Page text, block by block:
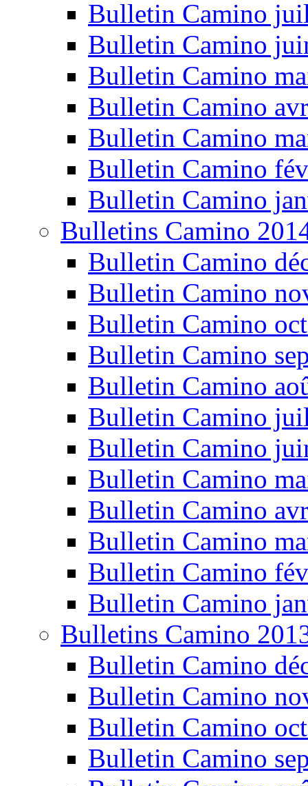
Bulletin Camino
Bulletin Camino
Bulletin Camino
Bulletin Camino
Bulletin Camino
Bulletin Camino
Bulletin Camino
Bulletins Camino
Bulletin Camino
Bulletin Camino
Bulletin Camino
Bulletin Camino
Bulletin Camino
Bulletin Camino
Bulletin Camino
Bulletin Camino
Bulletin Camino
Bulletin Camino
Bulletin Camino
Bulletin Camino
Bulletins Camino
Bulletin Camino
Bulletin Camino
Bulletin Camino
Bulletin Camino